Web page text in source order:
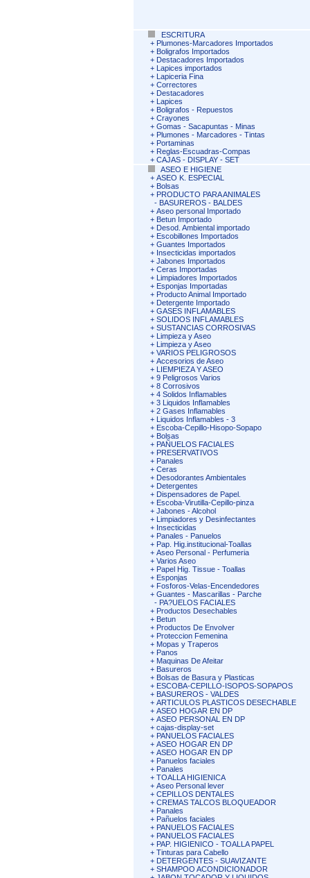
ESCRITURA
+ Plumones-Marcadores Importados
+ Boligrafos Importados
+ Destacadores Importados
+ Lapices importados
+ Lapiceria Fina
+ Correctores
+ Destacadores
+ Lapices
+ Boligrafos - Repuestos
+ Crayones
+ Gomas - Sacapuntas - Minas
+ Plumones - Marcadores - Tintas
+ Portaminas
+ Reglas-Escuadras-Compas
+ CAJAS - DISPLAY - SET
ASEO E HIGIENE
+ ASEO K. ESPECIAL
+ Bolsas
+ PRODUCTO PARA ANIMALES
- BASUREROS - BALDES
+ Aseo personal Importado
+ Betun Importado
+ Desod. Ambiental importado
+ Escobillones Importados
+ Guantes Importados
+ Insecticidas importados
+ Jabones Importados
+ Ceras Importadas
+ Limpiadores Importados
+ Esponjas Importadas
+ Producto Animal Importado
+ Detergente Importado
+ GASES INFLAMABLES
+ SOLIDOS INFLAMABLES
+ SUSTANCIAS CORROSIVAS
+ Limpieza y Aseo
+ Limpieza y Aseo
+ VARIOS PELIGROSOS
+ Accesorios de Aseo
+ LIEMPIEZA Y ASEO
+ 9 Peligrosos Varios
+ 8 Corrosivos
+ 4 Solidos Inflamables
+ 3 Liquidos Inflamables
+ 2 Gases Inflamables
+ Liquidos Inflamables - 3
+ Escoba-Cepillo-Hisopo-Sopapo
+ Bolsas
+ PAÑUELOS FACIALES
+ PRESERVATIVOS
+ Panales
+ Ceras
+ Desodorantes Ambientales
+ Detergentes
+ Dispensadores de Papel.
+ Escoba-Virutilla-Cepillo-pinza
+ Jabones - Alcohol
+ Limpiadores y Desinfectantes
+ Insecticidas
+ Panales - Panuelos
+ Pap. Hig.institucional-Toallas
+ Aseo Personal - Perfumeria
+ Varios Aseo
+ Papel Hig. Tissue - Toallas
+ Esponjas
+ Fosforos-Velas-Encendedores
+ Guantes - Mascarillas - Parche
- PA?UELOS FACIALES
+ Productos Desechables
+ Betun
+ Productos De Envolver
+ Proteccion Femenina
+ Mopas y Traperos
+ Panos
+ Maquinas De Afeitar
+ Basureros
+ Bolsas de Basura y Plasticas
+ ESCOBA-CEPILLO-ISOPOS-SOPAPOS
+ BASUREROS - VALDES
+ ARTICULOS PLASTICOS DESECHABLE
+ ASEO HOGAR EN DP
+ ASEO PERSONAL EN DP
+ cajas-display-set
+ PANUELOS FACIALES
+ ASEO HOGAR EN DP
+ ASEO HOGAR EN DP
+ Panuelos faciales
+ Panales
+ TOALLA HIGIENICA
+ Aseo Personal lever
+ CEPILLOS DENTALES
+ CREMAS TALCOS BLOQUEADOR
+ Panales
+ Pañuelos faciales
+ PANUELOS FACIALES
+ PANUELOS FACIALES
+ PAP. HIGIENICO - TOALLA PAPEL
+ Tinturas para Cabello
+ DETERGENTES - SUAVIZANTE
+ SHAMPOO ACONDICIONADOR